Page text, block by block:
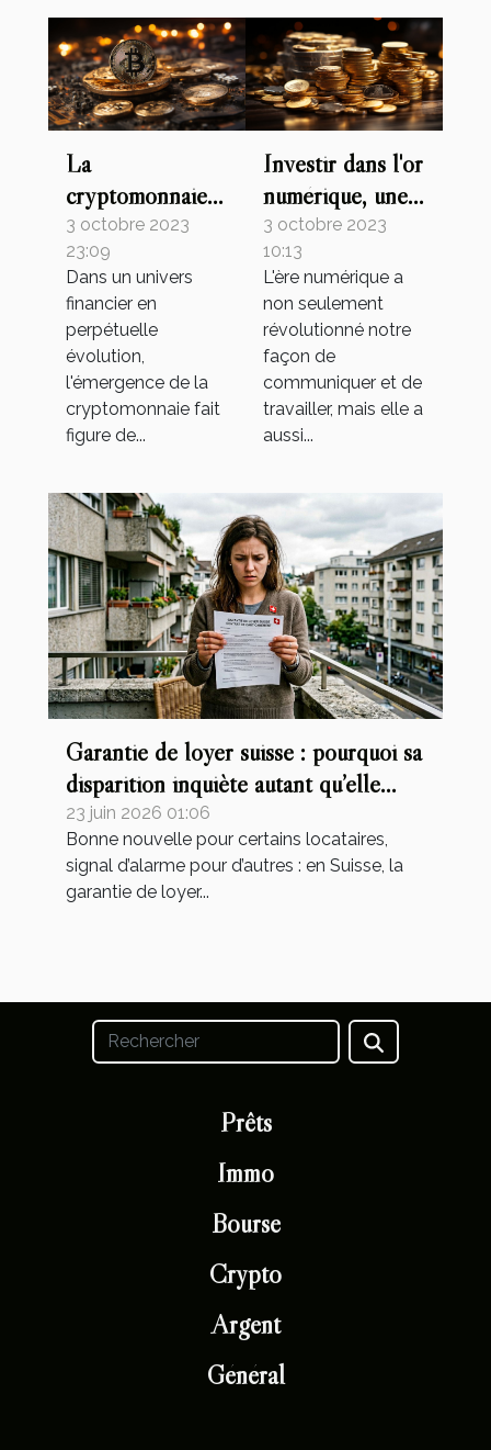
La
cryptomonnaie,
l'eldorado du
21ème siècle
3 octobre 2023
23:09
Dans un univers
financier en
perpétuelle
évolution,
l'émergence de la
cryptomonnaie fait
figure de...
Investir dans l'or
numérique, une
nouvelle
tendance
3 octobre 2023
10:13
L'ère numérique a
non seulement
révolutionné notre
façon de
communiquer et de
travailler, mais elle a
aussi...
Garantie de loyer suisse : pourquoi sa
disparition inquiète autant qu’elle
soulage ?
23 juin 2026 01:06
Bonne nouvelle pour certains locataires,
signal d’alarme pour d’autres : en Suisse, la
garantie de loyer...
Prêts
Immo
Bourse
Crypto
Argent
Général